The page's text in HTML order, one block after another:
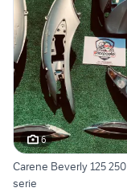
6
Carene Beverly 125
serie